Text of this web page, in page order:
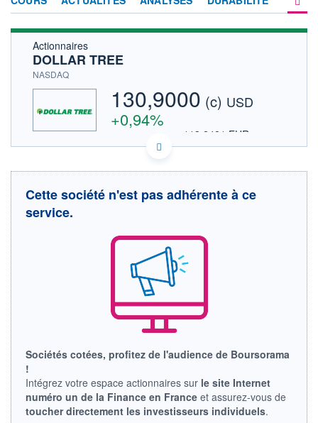
PRODUITS DE BOURSE
HISTORIQUE
ACTIONNAIRES
Actionnaires
DOLLAR TREE
NASDAQ
130,9000 (c) USD
+0,94%
113,2481 EUR
INDICE DE RÉFÉRENCE
NASDAQ COMPOSITE
US2567461080 DLTR
Politique d'exécution
Cotation sur les autres places
INDICE DE RÉFÉRENCE
OUVERTURE
128,1400
CLÔTURE VEILLE
129,6800
+ HAUT + BAS
Cette société n'est pas adhérente à ce
service.
Sociétés cotées, profitez de l'audience de Boursorama
!
Intégrez votre espace actionnaires sur le site Internet
numéro un de la Finance en France et assurez-vous de
toucher directement les investisseurs individuels.